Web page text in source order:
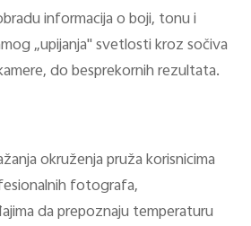
informacija o boji, tonu i
„upijanja" svetlosti kroz sočiva
do besprekornih rezultata.
okruženja pruža korisnicima
fotografa,
da prepoznaju temperaturu